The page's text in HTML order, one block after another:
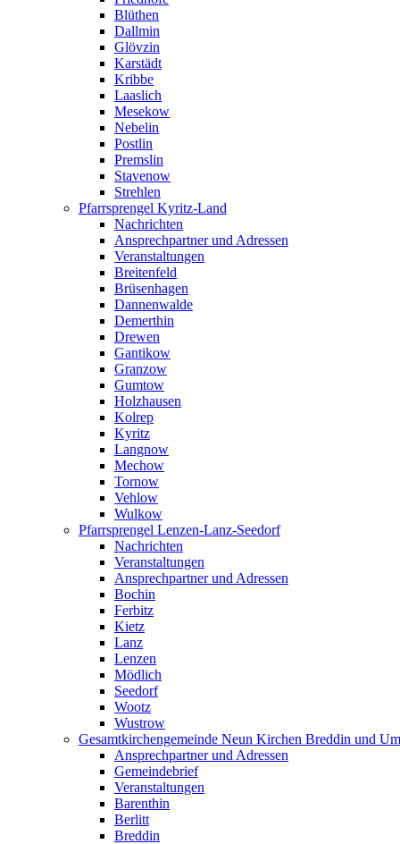
Blüthen
Dallmin
Glövzin
Karstädt
Kribbe
Laaslich
Mesekow
Nebelin
Postlin
Premslin
Stavenow
Strehlen
Pfarrsprengel Kyritz-Land
Nachrichten
Ansprechpartner und Adressen
Veranstaltungen
Breitenfeld
Brüsenhagen
Dannenwalde
Demerthin
Drewen
Gantikow
Granzow
Gumtow
Holzhausen
Kolrep
Kyritz
Langnow
Mechow
Tornow
Vehlow
Wulkow
Pfarrsprengel Lenzen-Lanz-Seedorf
Nachrichten
Veranstaltungen
Ansprechpartner und Adressen
Bochin
Ferbitz
Kietz
Lanz
Lenzen
Mödlich
Seedorf
Wootz
Wustrow
Gesamtkirchengemeinde Neun Kirchen Breddin und
Ansprechpartner und Adressen
Gemeindebrief
Veranstaltungen
Barenthin
Berlitt
Breddin